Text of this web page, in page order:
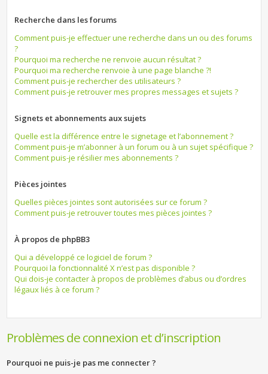
Recherche dans les forums
Comment puis-je effectuer une recherche dans un ou des forums
?
Pourquoi ma recherche ne renvoie aucun résultat ?
Pourquoi ma recherche renvoie à une page blanche ?!
Comment puis-je rechercher des utilisateurs ?
Comment puis-je retrouver mes propres messages et sujets ?
Signets et abonnements aux sujets
Quelle est la différence entre le signetage et l’abonnement ?
Comment puis-je m’abonner à un forum ou à un sujet spécifique ?
Comment puis-je résilier mes abonnements ?
Pièces jointes
Quelles pièces jointes sont autorisées sur ce forum ?
Comment puis-je retrouver toutes mes pièces jointes ?
À propos de phpBB3
Qui a développé ce logiciel de forum ?
Pourquoi la fonctionnalité X n’est pas disponible ?
Qui dois-je contacter à propos de problèmes d’abus ou d’ordres
légaux liés à ce forum ?
Problèmes de connexion et d’inscription
Pourquoi ne puis-je pas me connecter ?